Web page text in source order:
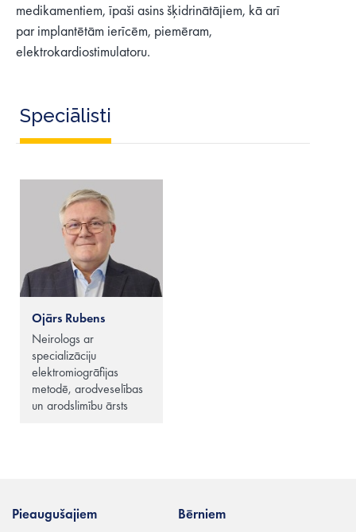
medikamentiem, īpaši asins šķidrinātājiem, kā arī
par implantētām ierīcēm, piemēram,
elektrokardiostimulatoru.
Speciālisti
Ojārs Rubens
Neirologs ar
specializāciju
elektromiogrāfijas
metodē, arodveselības
un arodslimību ārsts
Pieaugušajiem Bērniem